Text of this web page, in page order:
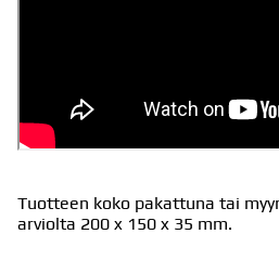
Tuotteen koko pakattuna tai
arviolta 200 x 150 x 35 mm.